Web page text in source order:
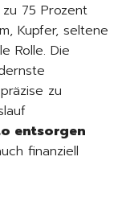
75 Prozent
Kupfer, seltene
Rolle. Die
zu
entsorgen
finanziell